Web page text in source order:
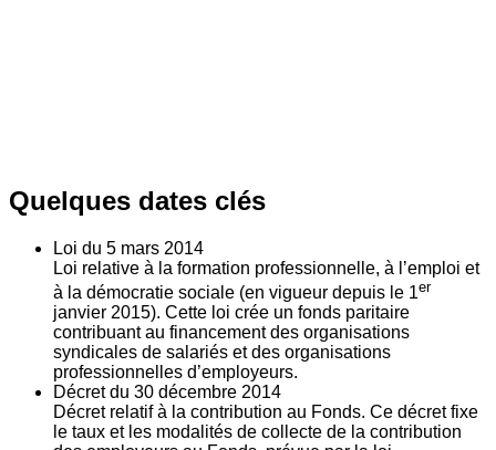
Quelques dates clés
Loi du 5 mars 2014
Loi relative à la formation professionnelle, à l’emploi et
à la démocratie sociale (en vigueur depuis le 1er
janvier 2015). Cette loi crée un fonds paritaire
contribuant au financement des organisations
syndicales de salariés et des organisations
professionnelles d’employeurs.
Décret du 30 décembre 2014
Décret relatif à la contribution au Fonds. Ce décret fixe
le taux et les modalités de collecte de la contribution